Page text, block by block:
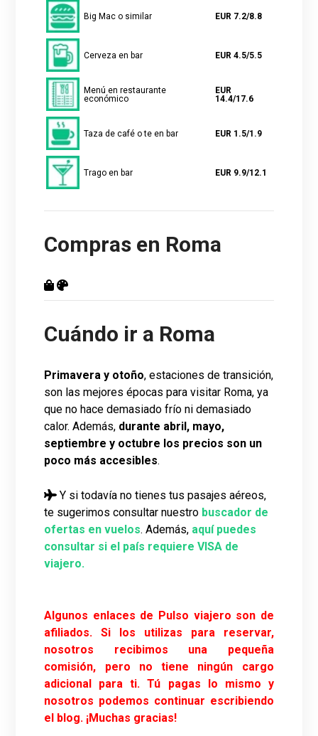
Big Mac o similar EUR 7.2/8.8
Cerveza en bar EUR 4.5/5.5
Menú en restaurante
económico
EUR
14.4/17.6
Taza de café o te en bar EUR 1.5/1.9
Trago en bar EUR 9.9/12.1
Compras en Roma
Cuándo ir a Roma
Primavera y otoño, estaciones de transición,
son las mejores épocas para visitar Roma, ya
que no hace demasiado frío ni demasiado
calor. Además, durante abril, mayo,
septiembre y octubre los precios son un
poco más accesibles.
Y si todavía no tienes tus pasajes aéreos,
te sugerimos consultar nuestro buscador de
ofertas en vuelos. Además, aquí puedes
consultar si el país requiere VISA de
viajero.
Algunos enlaces de Pulso viajero son de
afiliados. Si los utilizas para reservar,
nosotros recibimos una pequeña
comisión, pero no tiene ningún cargo
adicional para ti. Tú pagas lo mismo y
nosotros podemos continuar escribiendo
el blog. ¡Muchas gracias!